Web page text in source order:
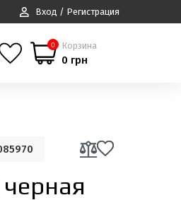
Вход / Регистрация
0 Корзина
0 грн